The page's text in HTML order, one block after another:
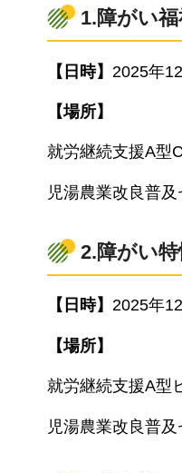
1.障がい
【日時】 2025年
【場所】
就労継続支援A型
児湯農業改良普及
2.障がい
【日時】 2025年
【場所】
就労継続支援A型
児湯農業改良普